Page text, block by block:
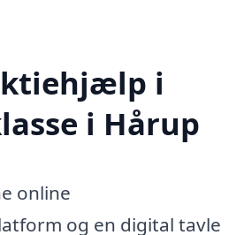
i
i Hårup
online
og en digital tavle